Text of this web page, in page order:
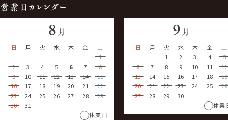
営業日カレンダー
8 月
日
月 火 水 木 金
土
1
2
3 4 5 6 7
8
9
10 11 12 13 14
15
16
17 18 19 20 21
22
23
24 25 26 27 28
29
30
31
休業日
9 月
日
月 火 水 木 金
土
1
2 3 4
5
6
7 8 9 10 11
12
13
14 15 16 17 18
19
20
21 22 23 24 25
26
27
28 29
30
休業